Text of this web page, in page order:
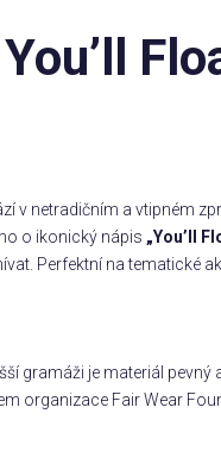
v netradičním a vtipném
o ikonický nápis „You’ll
Perfektní na tematické
gramáži je materiál pevný
organizace Fair Wear